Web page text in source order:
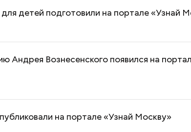
детей подготовили на портале «Узнай
Андрея Вознесенского появился на
на портале «Узнай Москву»